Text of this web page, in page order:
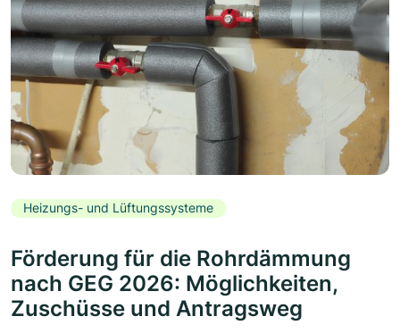
Heizungs- und Lüftungssysteme
Förderung für die Rohrdämmung
nach GEG 2026: Möglichkeiten,
Zuschüsse und Antragsweg